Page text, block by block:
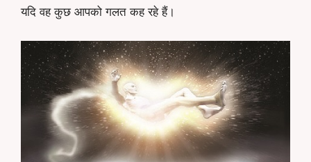
यदि वह कुछ आपको गलत कह रहे हैं।